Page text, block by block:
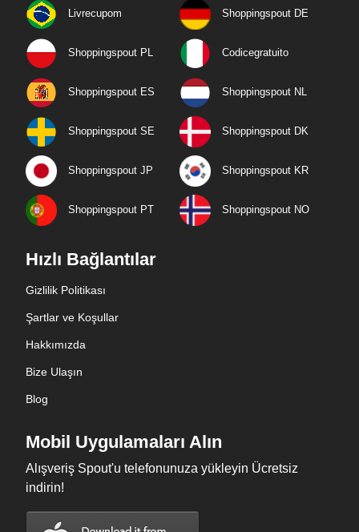
Livrecupom Shoppingspout DE
Shoppingspout PL Codicegratuito
Shoppingspout ES Shoppingspout NL
Shoppingspout SE Shoppingspout DK
Shoppingspout JP Shoppingspout KR
Shoppingspout PT Shoppingspout NO
Hızlı Bağlantılar
Gizlilik Politikası
Şartlar ve Koşullar
Hakkımızda
Bize Ulaşın
Blog
Mobil Uygulamaları Alın
Alışveriş Spout'u telefonunuza yükleyin Ücretsiz
indirin!